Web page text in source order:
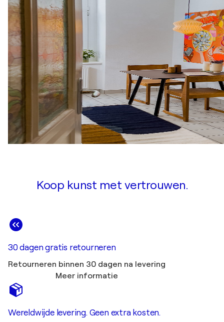
Koop kunst met vertrouwen.
30 dagen gratis retourneren
Retourneren binnen 30 dagen na levering
Meer informatie
Wereldwijde levering. Geen extra kosten.